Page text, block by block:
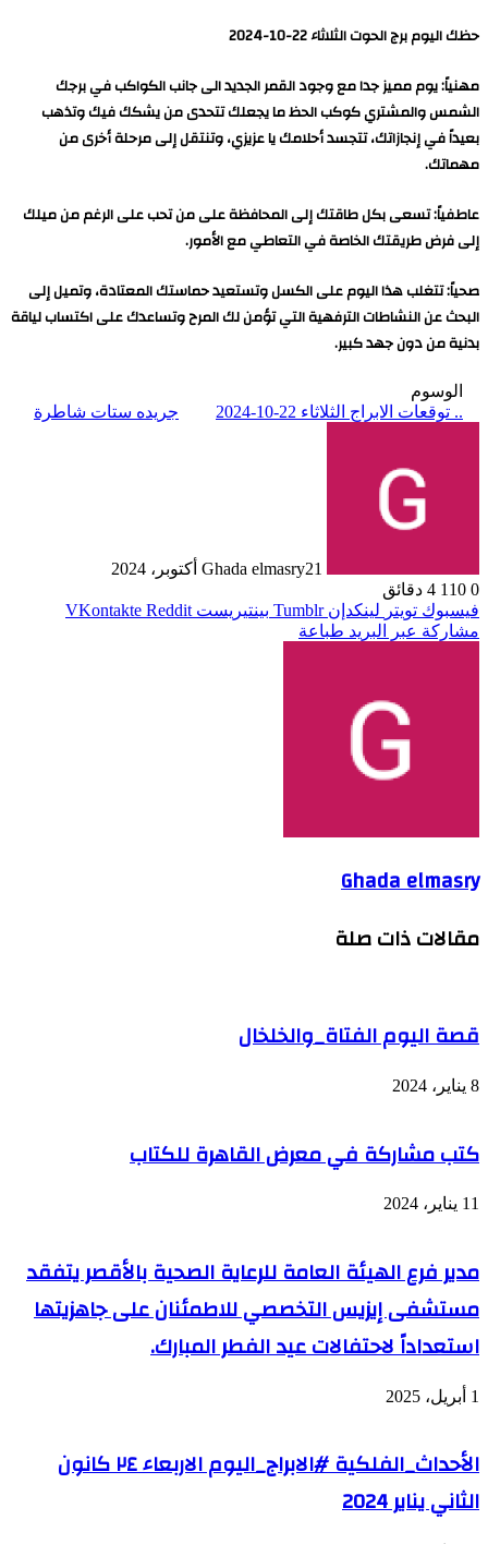
حظك اليوم برج الحوت الثلاثاء 22-10-2024
مهنياً: يوم مميز جدا مع وجود القمر الجديد الى جانب الكواكب في برجك
الشمس والمشتري كوكب الحظ ما يجعلك تتحدى من يشكك فيك وتذهب
بعيداً في إنجازاتك، تتجسد أحلامك يا عزيزي، وتنتقل إلى مرحلة أخرى من
مهماتك.
عاطفياً: تسعى بكل طاقتك إلى المحافظة على من تحب على الرغم من ميلك
إلى فرض طريقتك الخاصة في التعاطي مع الأمور.
صحياً: تتغلب هذا اليوم على الكسل وتستعيد حماستك المعتادة، وتميل إلى
البحث عن النشاطات الترفهية التي تؤمن لك المرح وتساعدك على اكتساب لياقة
بدنية من دون جهد كبير.
الوسوم
.. توقعات الابراج الثلاثاء 22-10-2024
جريده ستات شاطرة
Ghada elmasry21 أكتوبر، 2024
0
4 دقائق
فيسبوك تويتر لينكدإن بينتيريست
مشاركة عبر البريد طباعة
Ghada elmasry
مقالات ذات صلة
قصة اليوم الفتاة_والخلخال
8 يناير، 2024
كتب مشاركة في معرض القاهرة للكتاب
11 يناير، 2024
مدير فرع الهيئة العامة للرعاية الصحية بالأقصر يتفقد
مستشفى إيزيس التخصصي للاطمئنان على جاهزيتها
استعداداً لاحتفالات عيد الفطر المبارك.
1 أبريل، 2025
الأحداث_الفلكية #الابراج_اليوم الاربعاء ٢٤ كانون
الثاني يناير 2024